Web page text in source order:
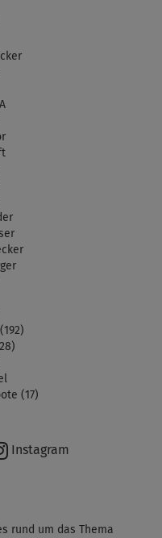
(17)
Instagram
rund um das Thema